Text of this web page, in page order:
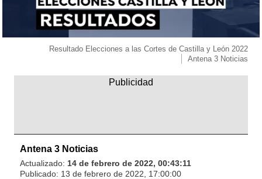
Resultado Elecciones a las Cortes de Castilla y León 2022
Antena 3 Noticias
Antena 3 Noticias
Actualizado: 14 de febrero de 2022, 00:43:11
Publicado: 13 de febrero de 2022, 17:00:00